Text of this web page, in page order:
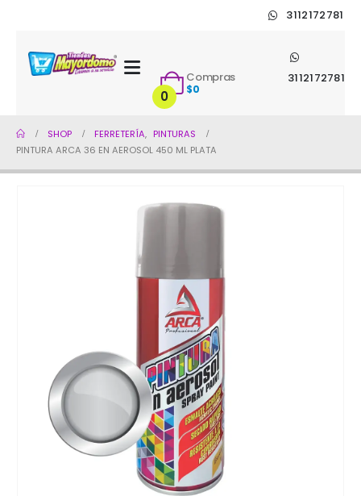
3112172781
3112172781
0
Compras
$0
SHOP FERRETERÍA, PINTURAS
PINTURA ARCA 36 EN AEROSOL 450 ML PLATA